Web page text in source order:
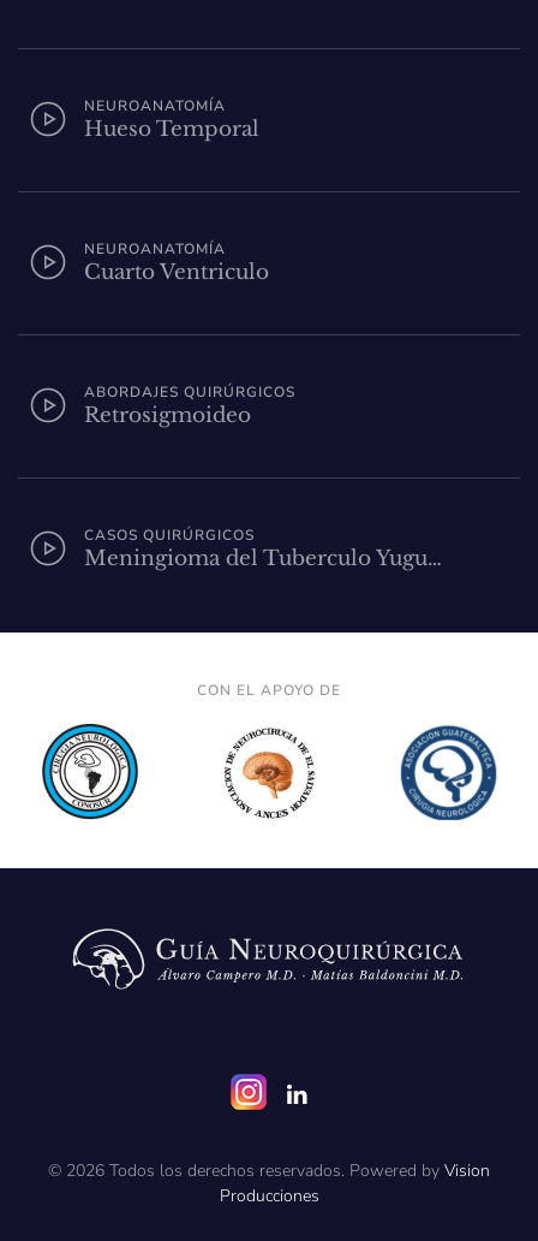
NEUROANATOMÍA
Hueso Temporal
NEUROANATOMÍA
Cuarto Ventriculo
ABORDAJES QUIRÚRGICOS
Retrosigmoideo
CASOS QUIRÚRGICOS
Meningioma del Tuberculo Yugu…
CON EL APOYO DE
© 2026 Todos los derechos reservados. Powered by Vision
Producciones